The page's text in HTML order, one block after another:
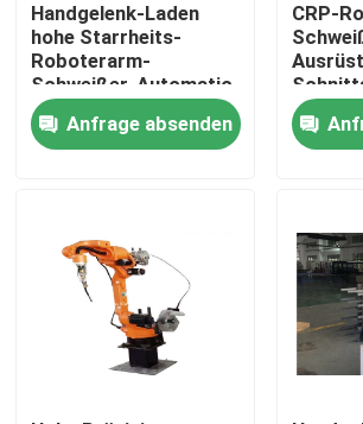
Qualitätskontrolle
Treten Sie mit uns in Verbindung
Fordern Sie ein Zitat
Hauptleitungsträger-Maschine
Handgelenk-Laden
hohe Starrheits-
Roboterarm-
Schweißer-Automatic
12kgs
Anfrage absenden
CRP-